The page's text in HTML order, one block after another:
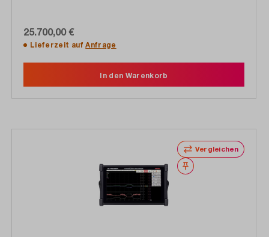
25.700,00 €
Lieferzeit aufAnfrage
In den Warenkorb
Vergleichen
Merken